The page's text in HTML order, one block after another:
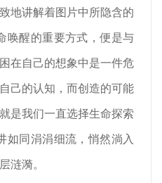
地讲解着图片中所隐含的
唤醒的重要方式，便是与
在自己的想象中是一件危
己的认知，而创造的可能
是我们一直选择生命探索
如同涓涓细流，悄然淌入
涟漪。